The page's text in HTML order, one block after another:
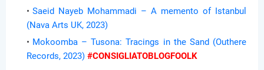
Saeid Nayeb Mohammadi – A memento of Istanbul
(Nava Arts UK, 2023)
Mokoomba – Tusona: Tracings in the Sand (Outhere
Records, 2023) #CONSIGLIATOBLOGFOOLK